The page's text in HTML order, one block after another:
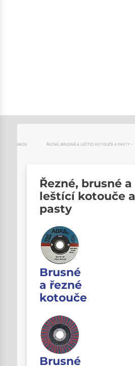
AKCE ŘEZNÉ, BRUSNÉ A LEŠTÍCÍ KOTOUČE A PASTY
Řezné, brusné a
leštící kotouče a
pasty
Brusné
a řezné
kotouče
Brusné